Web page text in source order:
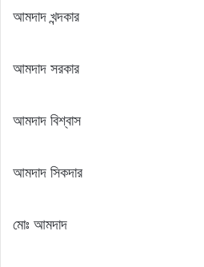
আমদাদ খন্দকার
আমদাদ সরকার
আমদাদ বিশ্বাস
আমদাদ সিকদার
মোঃ আমদাদ